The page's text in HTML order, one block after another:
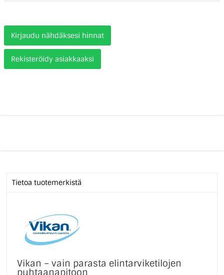
Kirjaudu nähdäksesi hinnat
Rekisteröidy asiakkaaksi
Tietoa tuotemerkistä
Vikan – vain parasta elintarviketilojen